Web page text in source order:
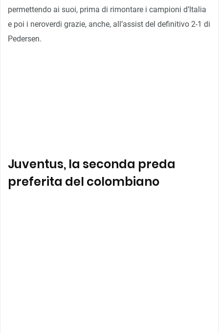
permettendo ai suoi, prima di rimontare i campioni d’Italia
e poi i neroverdi grazie, anche, all’assist del definitivo 2-1 di
Pedersen.
Juventus, la seconda preda
preferita del colombiano